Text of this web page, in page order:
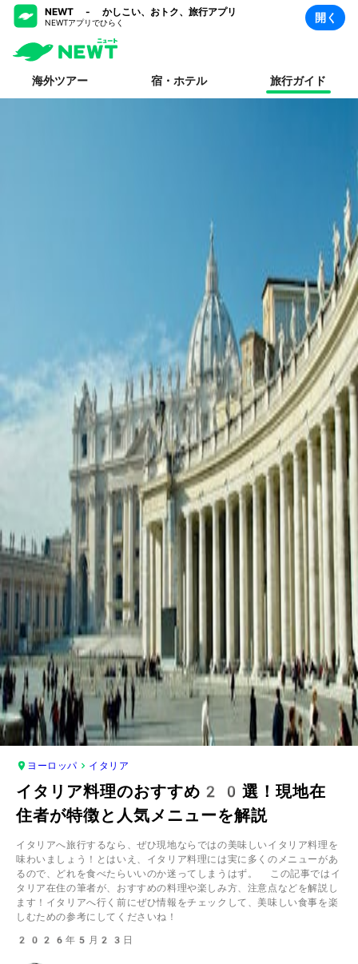
NEWT - かしこい、おトク、旅行アプリ
NEWTアプリでひらく 開く
海外ツアー 宿・ホテル 旅行ガイド
ヨーロッパ イタリア
イタリア料理のおすすめ20選！現地在
住者が特徴と人気メニューを解説
イタリアへ旅行するなら、ぜひ現地ならではの美味しいイタリア料理を
味わいましょう！とはいえ、イタリア料理には実に多くのメニューがあ
るので、どれを食べたらいいのか迷ってしまうはず。 この記事ではイ
タリア在住の筆者が、おすすめの料理や楽しみ方、注意点などを解説し
ます！イタリアへ行く前にぜひ情報をチェックして、美味しい食事を楽
しむための参考にしてくださいね！
2026年5月23日